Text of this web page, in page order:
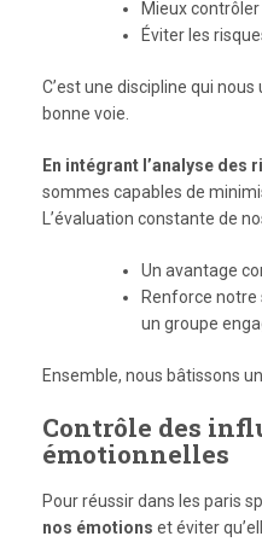
Mieux
Éviter les
C’est une discipline qui
bonne voie.
En intégrant l’analyse des
sommes capables de
L’évaluation constante de
Un avantage
Renforce notre
un groupe
Ensemble, nous bâtissons
Contrôle des
émotionnelles
Pour réussir dans les paris
nos émotions et éviter